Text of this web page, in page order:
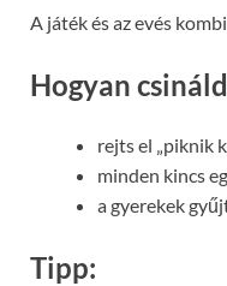
A játék és az evés
Hogyan
rejts el „piknik
minden kincs
a gyerekek
Tipp: